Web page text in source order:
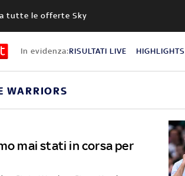
tutte le offerte Sky
In evidenza:RISULTATI LIVE HIGHLIGHTS
WARRIORS
mai stati in corsa per